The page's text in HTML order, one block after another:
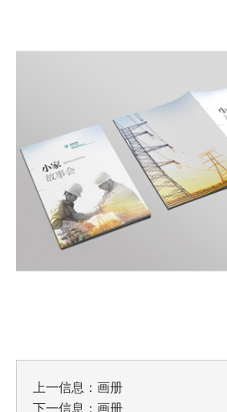
上一信息： 画册
下一信息： 画册